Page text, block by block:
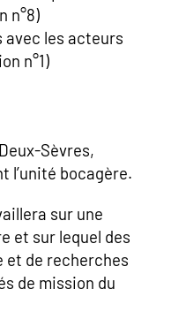
n°8)
les acteurs
n°1)
Sèvres,
l’unité bocagère.
sur une
et sur lequel des
et de recherches
de mission du